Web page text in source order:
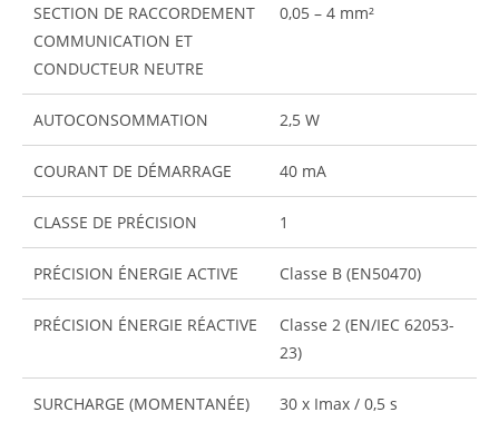
SECTION DE RACCORDEMENT
COMMUNICATION ET
CONDUCTEUR NEUTRE
0,05 – 4 mm²
AUTOCONSOMMATION 2,5 W
COURANT DE DÉMARRAGE 40 mA
CLASSE DE PRÉCISION 1
PRÉCISION ÉNERGIE ACTIVE Classe B (EN50470)
PRÉCISION ÉNERGIE RÉACTIVE
Classe 2 (EN/IEC 62053-
23)
SURCHARGE (MOMENTANÉE) 30 x Imax / 0,5 s